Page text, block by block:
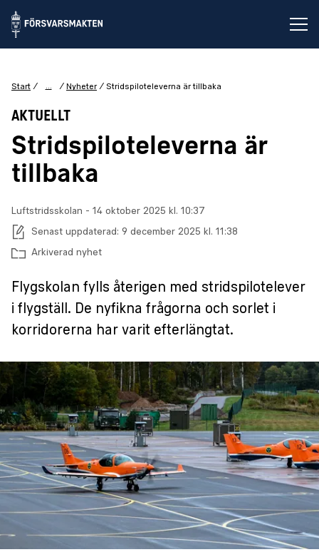
Start ... Nyheter Stridspiloteleverna är tillbaka
AKTUELLT
Stridspiloteleverna är
tillbaka
Luftstridsskolan - Publiceringsdatum:
14 oktober 2025 kl. 10:37
Senast uppdaterad: 9 december 2025 kl. 11:38
Arkiverad nyhet
Flygskolan fylls återigen med stridspilotelever
i flygställ. De nyfikna frågorna och sorlet i
korridorerna har varit efterlängtat.